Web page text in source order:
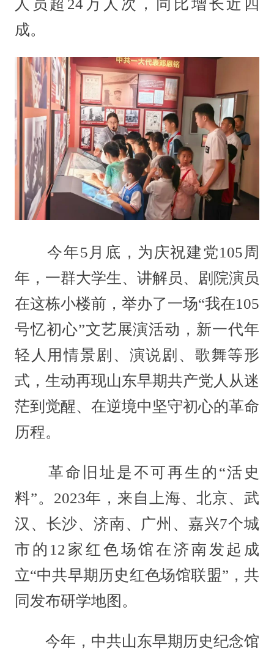
人员超24万人次，同比增长近四
成。
今年5月底，为庆祝建党105周
年，一群大学生、讲解员、剧院演员
在这栋小楼前，举办了一场“我在105
号忆初心”文艺展演活动，新一代年
轻人用情景剧、演说剧、歌舞等形
式，生动再现山东早期共产党人从迷
茫到觉醒、在逆境中坚守初心的革命
历程。
革命旧址是不可再生的“活史
料”。2023年，来自上海、北京、武
汉、长沙、济南、广州、嘉兴7个城
市的12家红色场馆在济南发起成
立“中共早期历史红色场馆联盟”，共
同发布研学地图。
今年，中共山东早期历史纪念馆